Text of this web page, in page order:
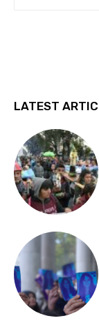
LATEST